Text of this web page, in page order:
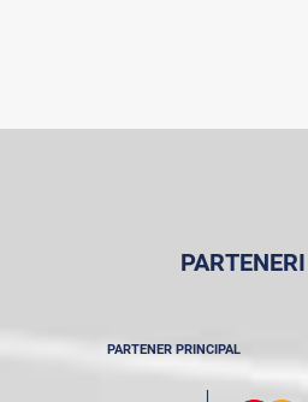
PARTENER PRINCIPAL